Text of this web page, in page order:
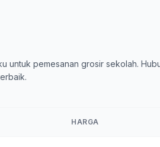
untuk pemesanan grosir sekolah.
HARGA